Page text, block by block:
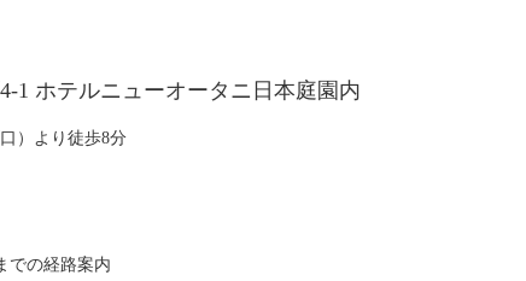
1 ホテルニューオータニ日本庭園内
）より徒歩8分
での経路案内